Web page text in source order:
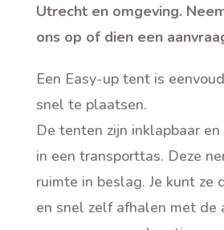
Utrecht en omgeving.
ons op of dien een
Een Easy-up tent is
snel te plaatsen.
De tenten zijn inklapbaar
in een transporttas. Deze
ruimte in beslag. Je kunt ze
en snel zelf afhalen met de